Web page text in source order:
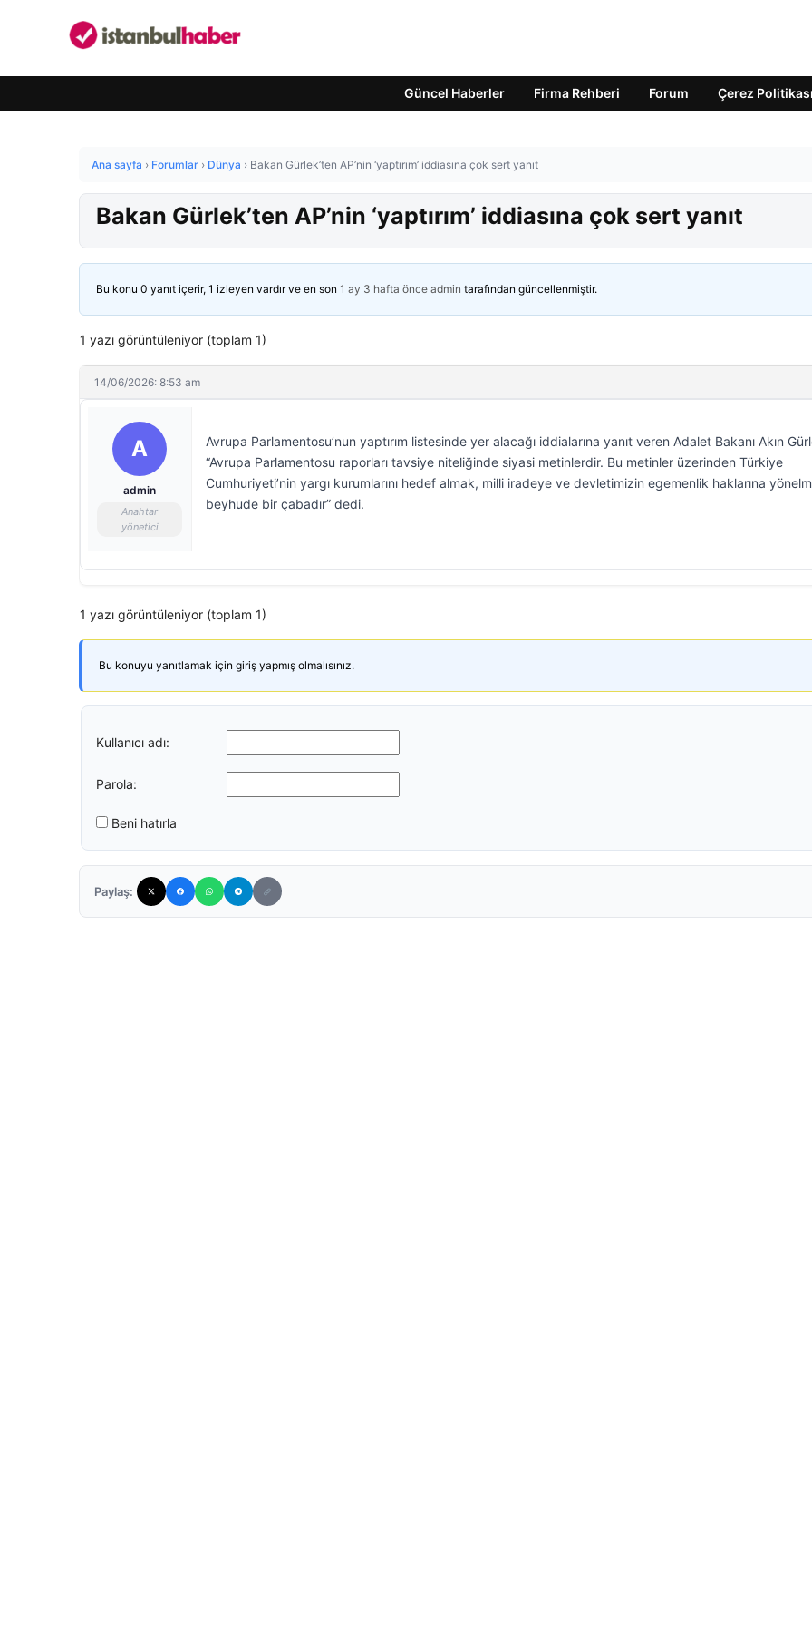
Güncel Haberler Firma Rehberi Forum Çerez Politikası
Ana sayfa › Forumlar › Dünya › Bakan Gürlek’ten AP’nin ‘yaptırım’ iddiasına çok sert yanıt
Bakan Gürlek’ten AP’nin ‘yaptırım’ iddiasına çok sert yanıt
Bu konu 0 yanıt içerir, 1 izleyen vardır ve en son 1 ay 3 hafta önce admin tarafından güncellenmiştir.
1 yazı görüntüleniyor (toplam 1)
14/06/2026: 8:53 am
A
admin
Anahtar
yönetici
Avrupa Parlamentosu’nun yaptırım listesinde yer alacağı iddialarına yanıt veren Adalet Bakanı Akın
“Avrupa Parlamentosu raporları tavsiye niteliğinde siyasi metinlerdir. Bu metinler üzerinden Türkiye
Cumhuriyeti’nin yargı kurumlarını hedef almak, milli iradeye ve devletimizin egemenlik haklarına
beyhude bir çabadır” dedi.
1 yazı görüntüleniyor (toplam 1)
Bu konuyu yanıtlamak için giriş yapmış olmalısınız.
Kullanıcı adı:
Parola:
Beni hatırla
Paylaş: